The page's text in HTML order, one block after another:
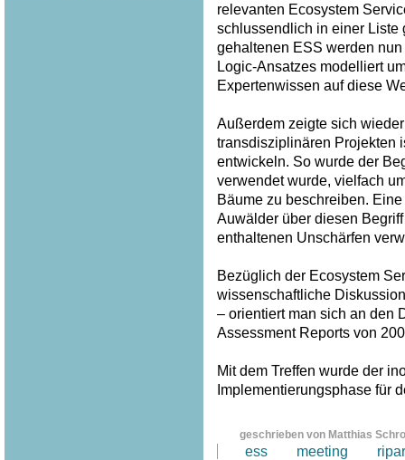
relevanten Ecosystem
schlussendlich in einer Liste
gehaltenen ESS werden
Logic-Ansatzes modelliert
Expertenwissen auf diese
Außerdem zeigte sich
transdisziplinären Projekten
entwickeln. So wurde der
verwendet wurde, vielfach
Bäume zu beschreiben.
Auwälder über diesen
enthaltenen Unschärfen
Bezüglich der Ecosystem
wissenschaftliche
– orientiert man sich an den
Assessment Reports von
Mit dem Treffen wurde der
Implementierungsphase für
geschrieben von Matthias
ess meeting